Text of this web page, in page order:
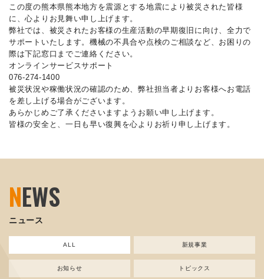
この度の熊本県熊本地方を震源とする地震により被災された皆様
に、心よりお見舞い申し上げます。
弊社では、被災されたお客様の生産活動の早期復旧に向け、全力で
サポートいたします。機械の不具合や点検のご相談など、お困りの
際は下記窓口までご連絡ください。
オンラインサービスサポート
076-274-1400
被災状況や稼働状況の確認のため、弊社担当者よりお客様へお電話
を差し上げる場合がございます。
あらかじめご了承くださいますようお願い申し上げます。
皆様の安全と、一日も早い復興を心よりお祈り申し上げます。
NEWS
ニュース
ALL 新規事業
お知らせ トピックス